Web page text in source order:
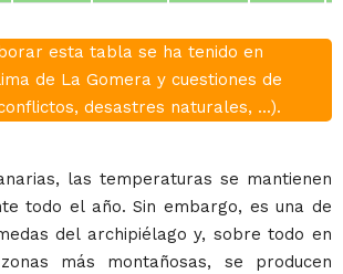
esta tabla se ha tenido en
de La Gomera y cuestiones de
desastres naturales, ...).
las temperaturas se mantienen
todo el año. Sin embargo, es una de
del archipiélago y, sobre todo en
más montañosas, se producen